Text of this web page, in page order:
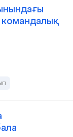
командалық